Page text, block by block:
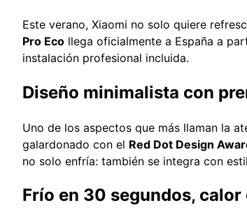
Este verano, Xiaomi no solo quiere
Pro Eco llega oficialmente a España a
instalación profesional incluida.
Diseño minimalista con
Uno de los aspectos que más llaman la
galardonado con el Red Dot Design
no solo enfría: también se integra con
Frío en 30 segundos, calor